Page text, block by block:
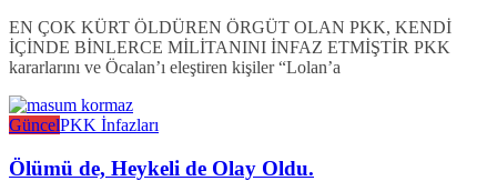
EN ÇOK KÜRT ÖLDÜREN ÖRGÜT OLAN PKK, KENDİ
İÇİNDE BİNLERCE MİLİTANINI İNFAZ ETMİŞTİR PKK
kararlarını ve Öcalan’ı eleştiren kişiler “Lolan’a
GüncelPKK İnfazları
Ölümü de, Heykeli de Olay Oldu.